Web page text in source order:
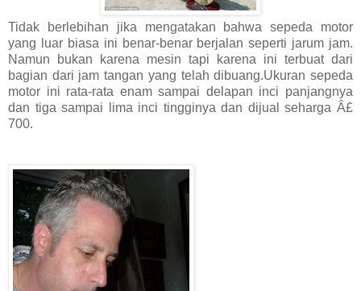
Tidak berlebihan jika mengatakan bahwa sepeda motor
yang luar biasa ini benar-benar berjalan seperti jarum jam.
Namun bukan karena mesin tapi karena ini terbuat dari
bagian dari jam tangan yang telah dibuang.Ukuran sepeda
motor ini rata-rata enam sampai delapan inci panjangnya
dan tiga sampai lima inci tingginya dan dijual seharga Â£
700.